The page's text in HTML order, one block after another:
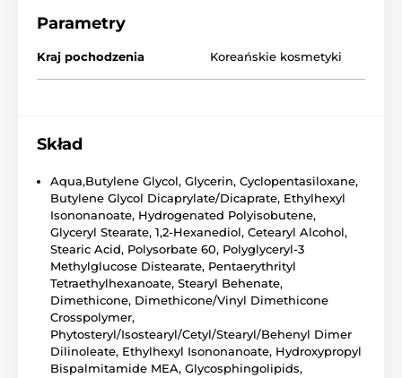
Parametry
Kraj pochodzenia Koreańskie kosmetyki
Skład
Aqua,Butylene Glycol, Glycerin, Cyclopentasiloxane,
Butylene Glycol Dicaprylate/Dicaprate, Ethylhexyl
Isononanoate, Hydrogenated Polyisobutene,
Glyceryl Stearate, 1,2-Hexanediol, Cetearyl Alcohol,
Stearic Acid, Polysorbate 60, Polyglyceryl-3
Methylglucose Distearate, Pentaerythrityl
Tetraethylhexanoate, Stearyl Behenate,
Dimethicone, Dimethicone/Vinyl Dimethicone
Crosspolymer,
Phytosteryl/Isostearyl/Cetyl/Stearyl/Behenyl Dimer
Dilinoleate, Ethylhexyl Isononanoate, Hydroxypropyl
Bispalmitamide MEA, Glycosphingolipids,